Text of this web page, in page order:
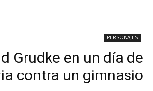
PERSONAJES
Grudke en un día de
contra un gimnasio